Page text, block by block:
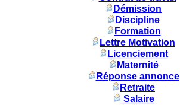
Démission
Discipline
Formation
Lettre Motivation
Licenciement
Maternité
Réponse annonce
Retraite
Salaire